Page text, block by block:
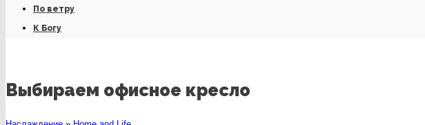
По ветру
К Богу
Выбираем офисное кресло